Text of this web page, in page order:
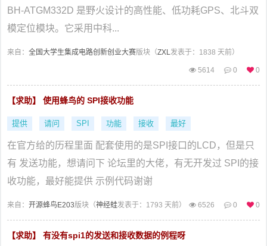
BH-ATGM332D 是野火设计的高性能、低功耗GPS、北斗双
模定位模块。它采用中科...
来自： 全国大学生集成电路创新创业大赛版块（ZXL发表于：1838 天前）
5614 0 0
【求助】 使用蜂鸟的 SPI接收功能
提供 请问 SPI 功能 接收 最好
在官方给的历程里面 配套使用的是SPI接口的LCD，但是只
有 发送功能，想请问下 论坛里的大佬，有无开发过 SPI的接
收功能，最好能提供 示例代码谢谢
来自： 开源蜂鸟E203版块（神经蛙发表于：1793 天前） 6526 0 0
【求助】 有没有spi1的发送和接收数据的例程呀